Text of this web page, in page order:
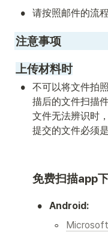
• 请按照邮件的流程
注意事项
上传材料时
•
不可以将文件拍
描后的文件扫描件
文件无法辨识时
提交的文件必须
免费扫描app
• Android:
◦